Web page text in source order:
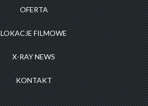
OFERTA
LOKACJE FILMOWE
X-RAY NEWS
KONTAKT